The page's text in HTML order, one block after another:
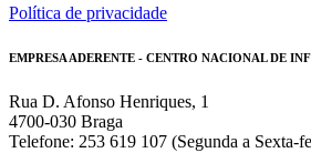
Política de privacidade
EMPRESA ADERENTE - CENTRO NACIONAL DE
Rua D. Afonso Henriques, 1
4700-030 Braga
Telefone: 253 619 107 (Segunda a Sexta-